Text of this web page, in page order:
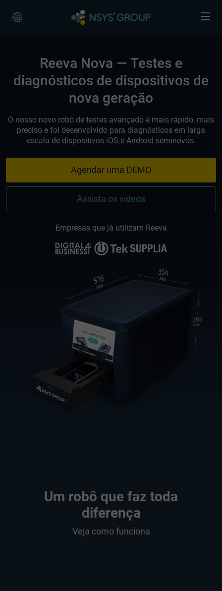
Reeva Nova — Testes e
diagnósticos de dispositivos de
nova geração
O nosso novo robô de testes avançado é mais rápido, mais
preciso e foi desenvolvido para diagnósticos em larga
escala de dispositivos iOS e Android seminovos.
Agendar uma DEMO
Assista os videos
Empresas que já utilizam Reeva
Um robô que faz toda
diferença
Veja como funciona